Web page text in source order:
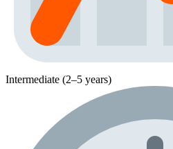
Intermediate (2–5 years)